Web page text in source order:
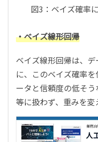
図3：ベイズ確率
・ベイズ線形回帰
ベイズ線形回帰は、
に、このベイズ確率
ータと信頼度の低そ
等に扱わず、重みを変